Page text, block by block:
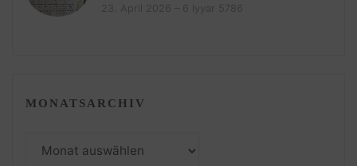
MONATSARCHIV